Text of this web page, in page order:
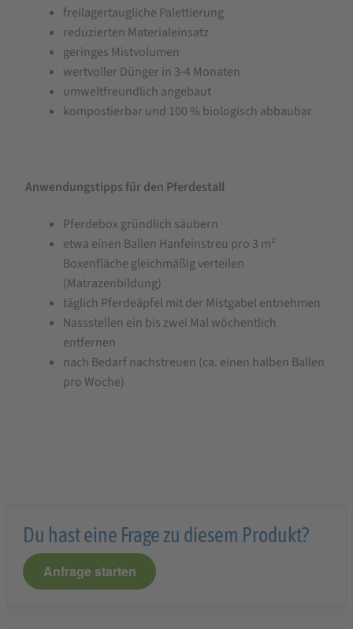
freilagertaugliche Palettierung
reduzierten Materialeinsatz
geringes Mistvolumen
wertvoller Dünger in 3-4 Monaten
umweltfreundlich angebaut
kompostierbar und 100 % biologisch abbaubar
Anwendungstipps für den Pferdestall
Pferdebox gründlich säubern
etwa einen Ballen Hanfeinstreu pro 3 m²
Boxenfläche gleichmäßig verteilen
(Matrazenbildung)
täglich Pferdeäpfel mit der Mistgabel entnehmen
Nassstellen ein bis zwei Mal wöchentlich
entfernen
nach Bedarf nachstreuen (ca. einen halben Ballen
pro Woche)
Du hast eine Frage zu diesem Produkt?
Anfrage starten